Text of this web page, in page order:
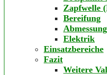
Zapfwelle
Bereifung
Elektrik
Einsatzbereiche
Fazit
Weitere